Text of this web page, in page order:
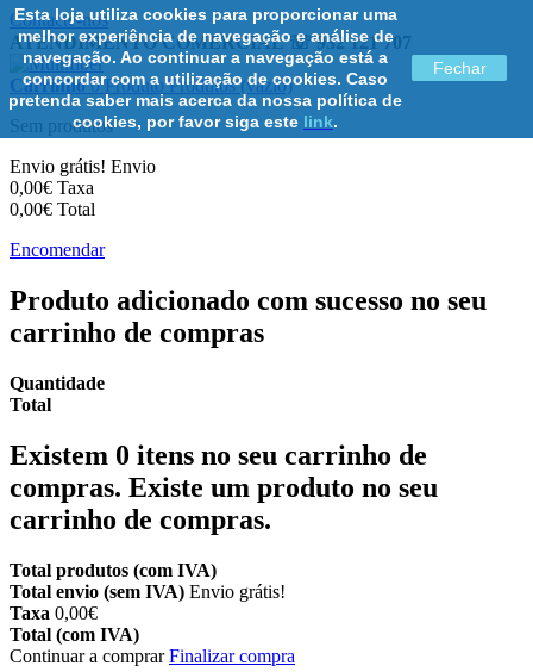
Esta loja utiliza cookies para proporcionar uma
melhor experiência de navegação e análise de
navegação. Ao continuar a navegação está a
concordar com a utilização de cookies. Caso
pretenda saber mais acerca da nossa política de
cookies, por favor siga este link.
Fechar
Contacte-nos
ATENDIMENTO COMERCIAL ☏ 932 121 707
Carrinho 0 Produto Produtos (vazio)
Sem produtos
Envio grátis! Envio
0,00€ Taxa
0,00€ Total
Encomendar
Produto adicionado com sucesso no seu
carrinho de compras
Quantidade
Total
Existem 0 itens no seu carrinho de
compras. Existe um produto no seu
carrinho de compras.
Total produtos (com IVA)
Total envio (sem IVA) Envio grátis!
Taxa 0,00€
Total (com IVA)
Continuar a comprarFinalizar compra